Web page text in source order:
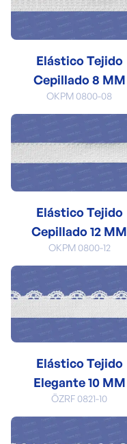
Elástico Tejido
Cepillado 8 MM
OKPM 0800-08
Elástico Tejido
Cepillado 12 MM
OKPM 0800-12
Elástico Tejido
Elegante 10 MM
ÖZRF 0821-10